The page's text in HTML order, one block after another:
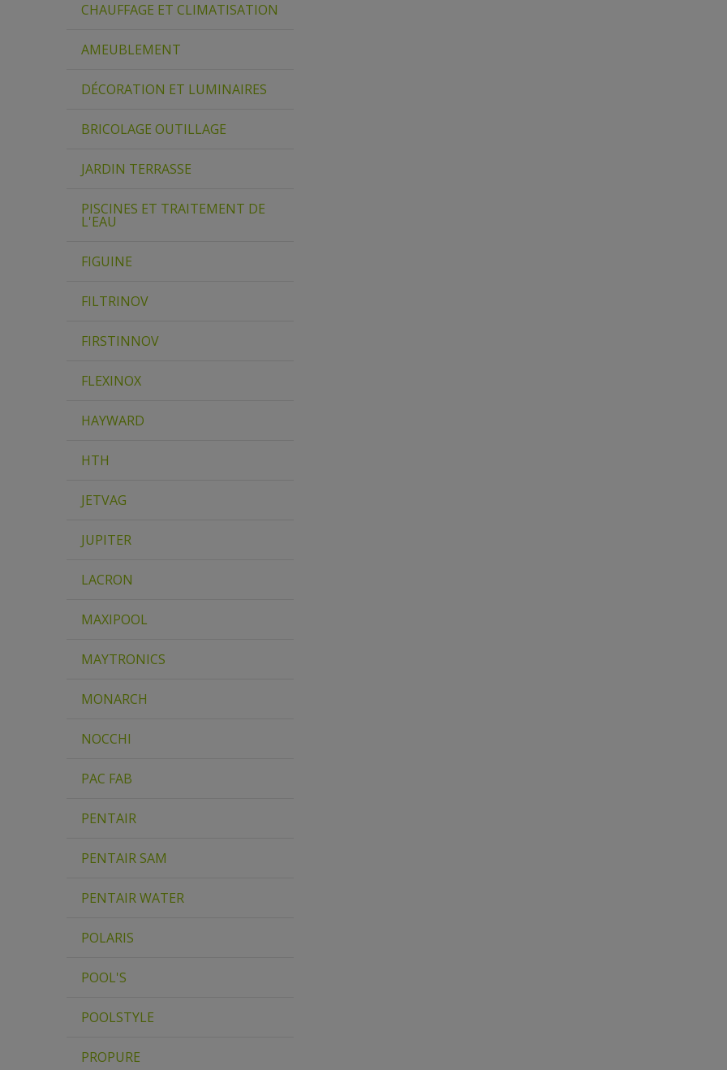
CHAUFFAGE ET CLIMATISATION
AMEUBLEMENT
DÉCORATION ET LUMINAIRES
BRICOLAGE OUTILLAGE
JARDIN TERRASSE
PISCINES ET TRAITEMENT DE
L'EAU
FIGUINE
FILTRINOV
FIRSTINNOV
FLEXINOX
HAYWARD
HTH
JETVAG
JUPITER
LACRON
MAXIPOOL
MAYTRONICS
MONARCH
NOCCHI
PAC FAB
PENTAIR
PENTAIR SAM
PENTAIR WATER
POLARIS
POOL'S
POOLSTYLE
PROPURE